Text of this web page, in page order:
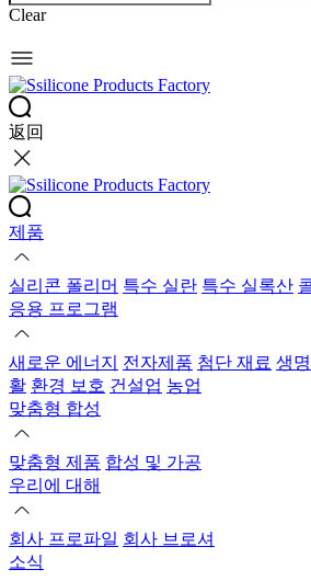
Clear
返回
제품
실리콘 폴리머 특수 실란 특수 실록산
응용 프로그램
새로운 에너지 전자제품 첨단 재료 생
활 환경 보호 건설업 농업
맞춤형 합성
맞춤형 제품 합성 및 가공
우리에 대해
회사 프로파일 회사 브로셔
소식